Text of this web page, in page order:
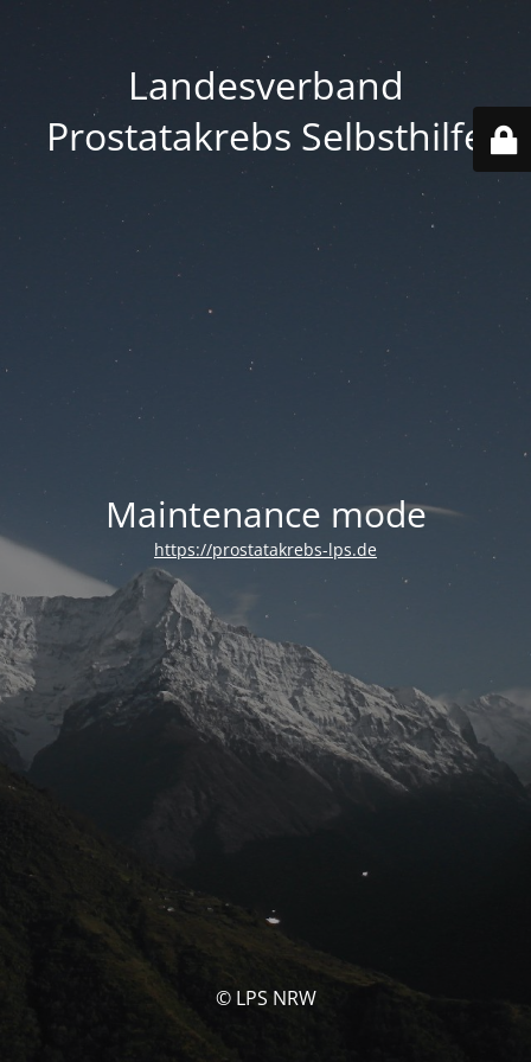
Landesverband
Prostatakrebs Selbsthilfe
Maintenance mode
https://prostatakrebs-lps.de
© LPS NRW